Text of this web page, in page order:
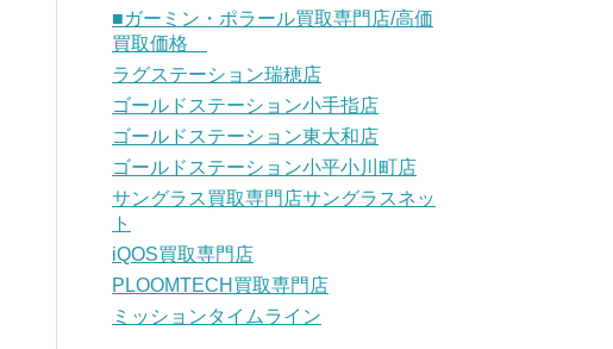
■ガーミン・ポラール買取専門店/高価
買取価格
ラグステーション瑞穂店
ゴールドステーション小手指店
ゴールドステーション東大和店
ゴールドステーション小平小川町店
サングラス買取専門店サングラスネッ
ト
iQOS買取専門店
PLOOMTECH買取専門店
ミッションタイムライン